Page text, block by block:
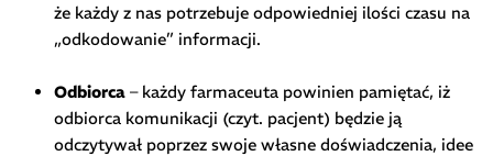
że każdy z nas potrzebuje odpowiedniej ilości czasu na
„odkodowanie” informacji.
Odbiorca– każdy farmaceuta powinien pamiętać, iż
odbiorca komunikacji (czyt. pacjent) będzie ją
odczytywał poprzez swoje własne doświadczenia, idee